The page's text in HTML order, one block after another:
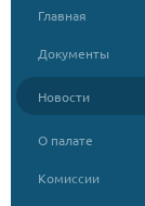
Главная
Документы
Новости
О палате
Комиссии